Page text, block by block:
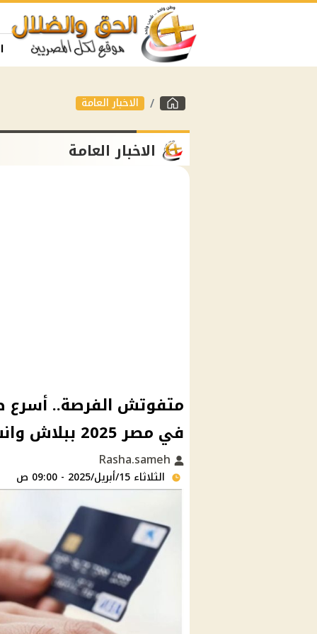
الاخبار العامة
الاخبار العامة
متفوتش الفرصة.. أسرع
في مصر 2025 ببلاش وانت قاعد فى بيتك
الثلاثاء 15/أبريل/2025 - 09:00 ص